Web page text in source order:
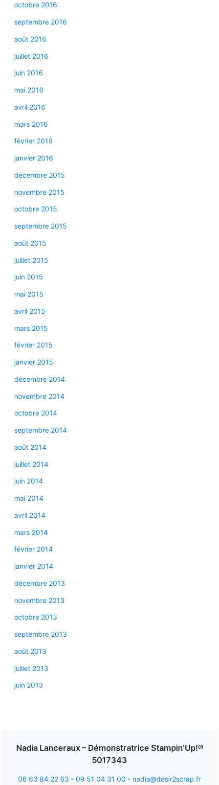
octobre 2016
septembre 2016
août 2016
juillet 2016
juin 2016
mai 2016
avril 2016
mars 2016
février 2016
janvier 2016
décembre 2015
novembre 2015
octobre 2015
septembre 2015
août 2015
juillet 2015
juin 2015
mai 2015
avril 2015
mars 2015
février 2015
janvier 2015
décembre 2014
novembre 2014
octobre 2014
septembre 2014
août 2014
juillet 2014
juin 2014
mai 2014
avril 2014
mars 2014
février 2014
janvier 2014
décembre 2013
novembre 2013
octobre 2013
septembre 2013
août 2013
juillet 2013
juin 2013
Nadia Lanceraux – Démonstratrice Stampin’Up!®
5017343
06 63 84 22 63 - 09 51 04 31 00 - nadia@desir2scrap.fr